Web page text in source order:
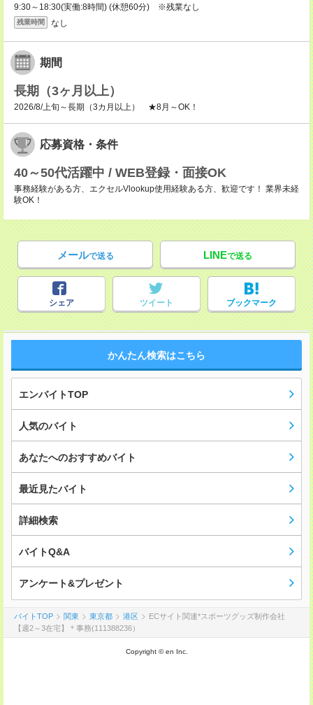
9:30～18:30(実働:8時間) (休憩60分) ※残業なし
残業時間 なし
期間
長期（3ヶ月以上）
2026/8/上旬～長期（3カ月以上） ★8月～OK！
応募資格・条件
40～50代活躍中 / WEB登録・面接OK
事務経験がある方、エクセルVlookup使用経験ある方、歓迎です！ 業界未経
験OK！
メールで送る LINEで送る
シェア ツイート ブックマーク
かんたん検索はこちら
エンバイトTOP
人気のバイト
あなたへのおすすめバイト
最近見たバイト
詳細検索
バイトQ&A
アンケート&プレゼント
バイトTOP 関東 東京都 港区
ECサイト関連*スポーツグッズ制作会社
【週2～3在宅】＊事務(111388236）
Copyright © en Inc.